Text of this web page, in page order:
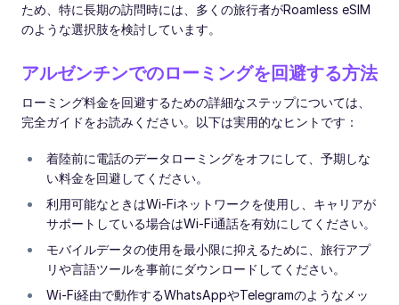
ため、特に長期の訪問時には、多くの旅行者がRoamless eSIM
のような選択肢を検討しています。
アルゼンチンでのローミングを回避する方法
ローミング料金を回避するための詳細なステップについては、
完全ガイドをお読みください。以下は実用的なヒントです：
着陸前に電話のデータローミングをオフにして、予期しな
い料金を回避してください。
利用可能なときはWi-Fiネットワークを使用し、キャリアが
サポートしている場合はWi-Fi通話を有効にしてください。
モバイルデータの使用を最小限に抑えるために、旅行アプ
リや言語ツールを事前にダウンロードしてください。
Wi-Fi経由で動作するWhatsAppやTelegramのようなメッ